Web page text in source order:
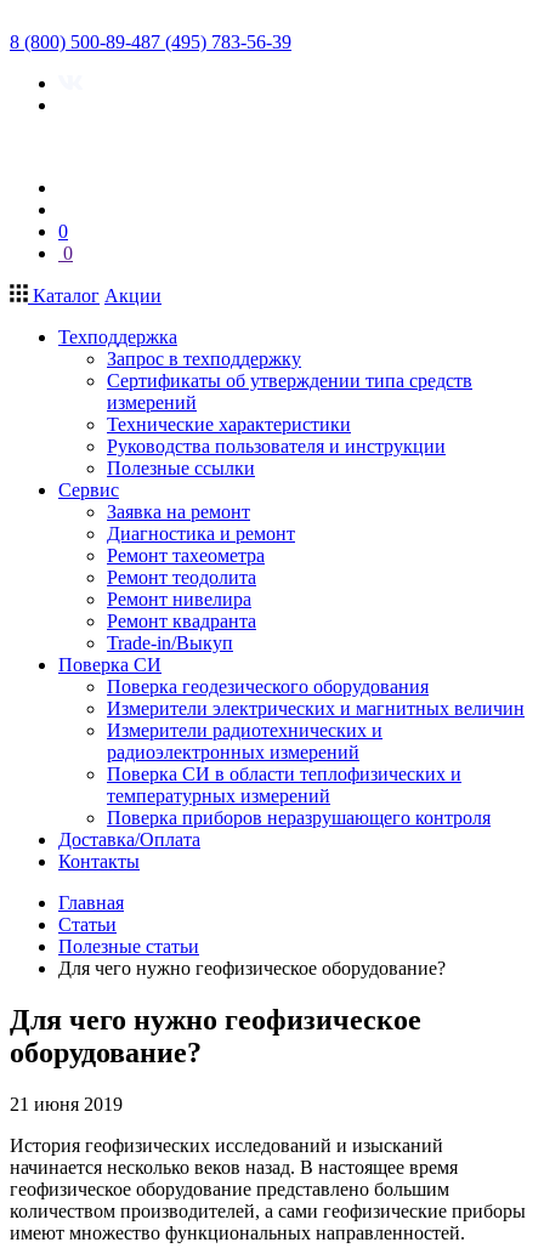
8 (800) 500-89-487 (495) 783-56-39
0
0
Каталог Акции
Техподдержка
Запрос в техподдержку
Сертификаты об утверждении типа средств
измерений
Технические характеристики
Руководства пользователя и инструкции
Полезные ссылки
Сервис
Заявка на ремонт
Диагностика и ремонт
Ремонт тахеометра
Ремонт теодолита
Ремонт нивелира
Ремонт квадранта
Trade-in/Выкуп
Поверка СИ
Поверка геодезического оборудования
Измерители электрических и магнитных величин
Измерители радиотехнических и
радиоэлектронных измерений
Поверка СИ в области теплофизических и
температурных измерений
Поверка приборов неразрушающего контроля
Доставка/Оплата
Контакты
Главная
Статьи
Полезные статьи
Для чего нужно геофизическое оборудование?
Для чего нужно геофизическое
оборудование?
21 июня 2019
История геофизических исследований и изысканий
начинается несколько веков назад. В настоящее время
геофизическое оборудование представлено большим
количеством производителей, а сами геофизические приборы
имеют множество функциональных направленностей.